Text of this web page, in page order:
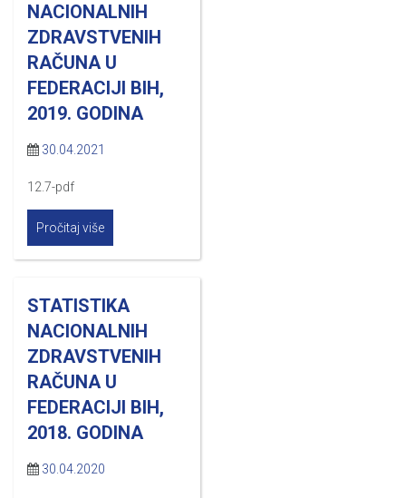
NACIONALNIH
ZDRAVSTVENIH
RAČUNA U
FEDERACIJI BIH,
2019. GODINA
30.04.2021
12.7-pdf
Pročitaj više
STATISTIKA
NACIONALNIH
ZDRAVSTVENIH
RAČUNA U
FEDERACIJI BIH,
2018. GODINA
30.04.2020